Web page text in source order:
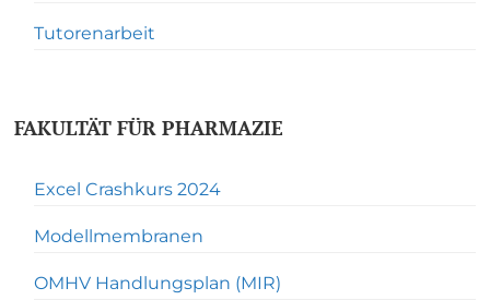
Tutorenarbeit
FAKULTÄT FÜR PHARMAZIE
Excel Crashkurs 2024
Modellmembranen
OMHV Handlungsplan (MIR)